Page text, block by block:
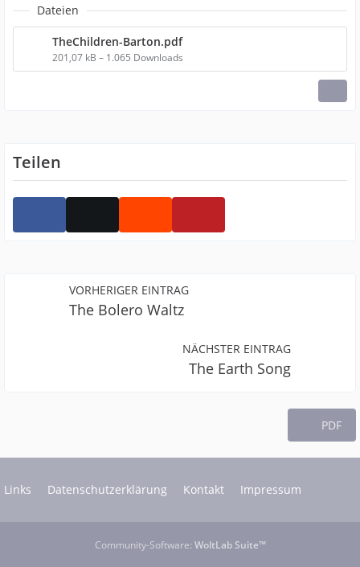
Dateien
TheChildren-Barton.pdf
201,07 kB – 1.065 Downloads
Teilen
VORHERIGER EINTRAG
The Bolero Waltz
NÄCHSTER EINTRAG
The Earth Song
PDF
Links Datenschutzerklärung Kontakt Impressum
Community-Software: WoltLab Suite™